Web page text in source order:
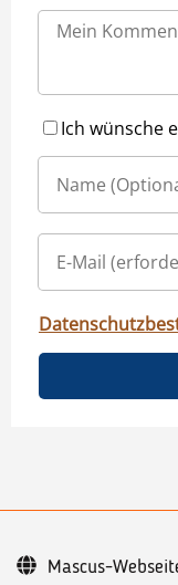
Ich wünsche
Mascus-